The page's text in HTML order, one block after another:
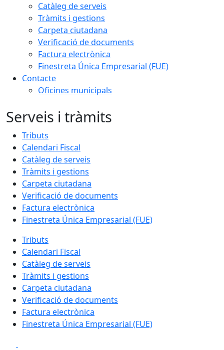
Catàleg de serveis
Tràmits i gestions
Carpeta ciutadana
Verificació de documents
Factura electrònica
Finestreta Única Empresarial (FUE)
Contacte
Oficines municipals
Serveis i tràmits
Tributs
Calendari Fiscal
Catàleg de serveis
Tràmits i gestions
Carpeta ciutadana
Verificació de documents
Factura electrònica
Finestreta Única Empresarial (FUE)
Tributs
Calendari Fiscal
Catàleg de serveis
Tràmits i gestions
Carpeta ciutadana
Verificació de documents
Factura electrònica
Finestreta Única Empresarial (FUE)